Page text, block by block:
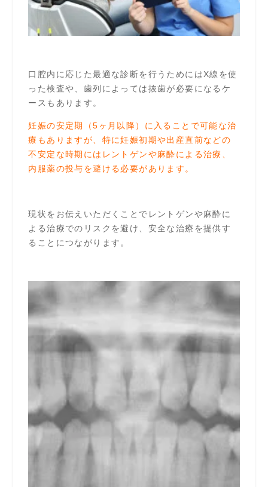
口腔内に応じた最適な診断を行うためにはX線を使
った検査や、歯列によっては抜歯が必要になるケ
ースもあります。
妊娠の安定期（5ヶ月以降）に入ることで可能な治
療もありますが、特に妊娠初期や出産直前などの
不安定な時期にはレントゲンや麻酔による治療、
内服薬の投与を避ける必要があります。
現状をお伝えいただくことでレントゲンや麻酔に
よる治療でのリスクを避け、安全な治療を提供す
ることにつながります。